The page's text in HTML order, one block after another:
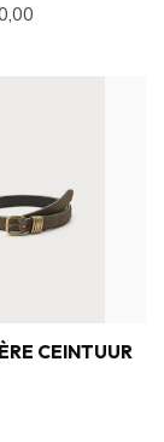
CEINTUUR